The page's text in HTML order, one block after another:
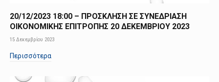
20/12/2023 18:00 – ΠΡΟΣΚΛΗΣΗ ΣΕ ΣΥΝΕΔΡΙΑΣΗ
ΟΙΚΟΝΟΜΙΚΗΣ ΕΠΙΤΡΟΠΗΣ 20 ΔΕΚΕΜΒΡΙΟΥ 2023
15 Δεκεμβρίου 2023
Περισσότερα